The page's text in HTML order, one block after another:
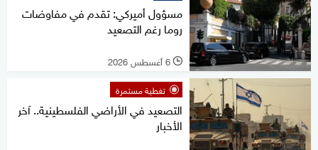
مسؤول أميركي: تقدم في مفاوضات
روما رغم التصعيد
l 6 أغسطس 2026
تغطية مستمرة
التصعيد في الأراضي الفلسطينية.. آخر
الأخبار